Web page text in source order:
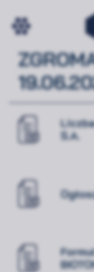
S.A.